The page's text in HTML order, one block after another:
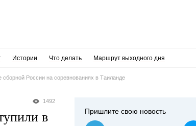
Истории Что делать Маршрут выходного дня
сборной России на соревнованиях в Таиланде
1492
в
Пришлите свою новость